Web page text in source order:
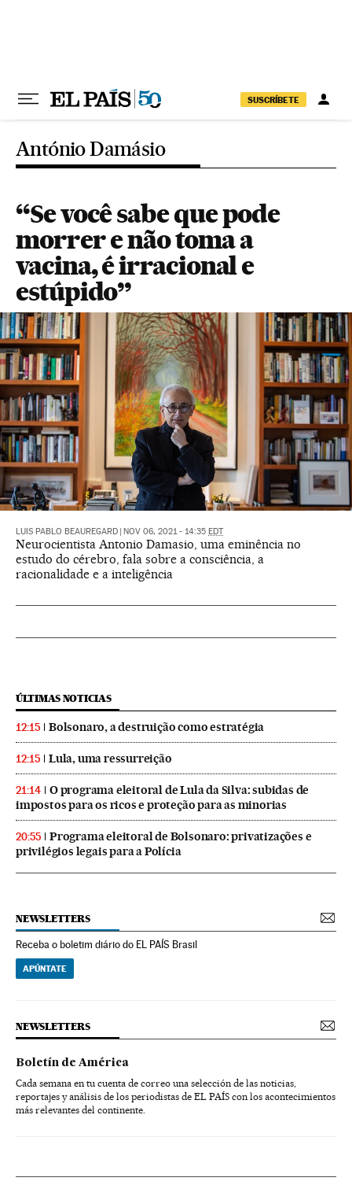
SUSCRÍBETE
António Damásio
“Se você sabe que pode
morrer e não toma a
vacina, é irracional e
estúpido”
LUIS PABLO BEAUREGARD NOV 06, 2021 - 14:35 EDT
Neurocientista Antonio Damasio, uma eminência no
estudo do cérebro, fala sobre a consciência, a
racionalidade e a inteligência
ÚLTIMAS NOTICIAS
12:15 Bolsonaro, a destruição como estratégia
12:15 Lula, uma ressurreição
21:14
O programa eleitoral de Lula da Silva: subidas de
impostos para os ricos e proteção para as minorias
20:55
Programa eleitoral de Bolsonaro: privatizações e
privilégios legais para a Polícia
NEWSLETTERS
Receba o boletim diário do EL PAÍS Brasil
APÚNTATE
NEWSLETTERS
Boletín de América
Cada semana en tu cuenta de correo una selección de las noticias,
reportajes y análisis de los periodistas de EL PAÍS con los acontecimientos
más relevantes del continente.